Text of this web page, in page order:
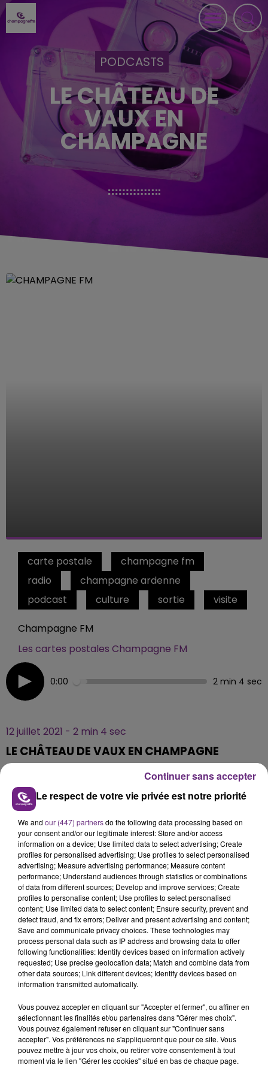
PODCASTS
LE CHÂTEAU DE
VAUX EN
CHAMPAGNE
carte postale
champagne fm
radio
champagne ardenne
podcast
culture sortie visite
Champagne FM
Les cartes postales Champagne FM
0:00 2 min 4 sec
12 juillet 2021 - 2 min 4 sec
LE CHÂTEAU DE VAUX EN CHAMPAGNE
Dans la commune de Fouchères (10), visitez le
Château de Vaux en menant votre enquête dans un
cluedo géant.
TITRES DIFFUSÉS
18h48
18h48 18h44
18h44
Le respect de votre vie privée est notre priorité
We and our (447) partnersdo the following data processing based on
your consent and/or our legitimate interest: Store and/or access
information on a device; Use limited data to select advertising; Create
profiles for personalised advertising; Use profiles to select personalised
advertising; Measure advertising performance; Measure content
performance; Understand audiences through statistics or combinations
of data from different sources; Develop and improve services; Create
profiles to personalise content; Use profiles to select personalised
content; Use limited data to select content; Ensure security, prevent and
detect fraud, and fix errors; Deliver and present advertising and content;
Save and communicate privacy choices. These technologies may
process personal data such as IP address and browsing data to offer
following functionalities: Identify devices based on information actively
requested; Use precise geolocation data; Match and combine data from
other data sources; Link different devices; Identify devices based on
information transmitted automatically.
Vous pouvez accepter en cliquant sur "Accepter et fermer", ou affiner en
sélectionnant les finalités et/ou partenaires dans "Gérer mes choix".
Vous pouvez également refuser en cliquant sur "Continuer sans
accepter". Vos préférences ne s'appliqueront que pour ce site. Vous
pouvez mettre à jour vos choix, ou retirer votre consentement à tout
moment via le lien "Gérer les cookies" situé en bas de chaque page.
Continuer sans accepter